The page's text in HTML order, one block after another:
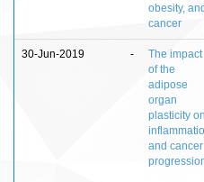
obesity,
cancer
30-Jun-2019 -
The impact
of the
adipose
organ
plasticity on
and cancer